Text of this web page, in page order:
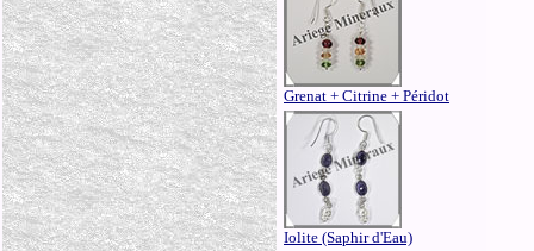
Grenat + Citrine + Péridot
Iolite (Saphir d'Eau)